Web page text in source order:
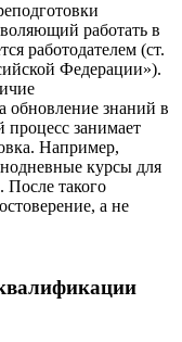
работать в
работодателем (ст.
Федерации»).
обновление знаний в
занимает
Например,
курсы для
После такого
а не